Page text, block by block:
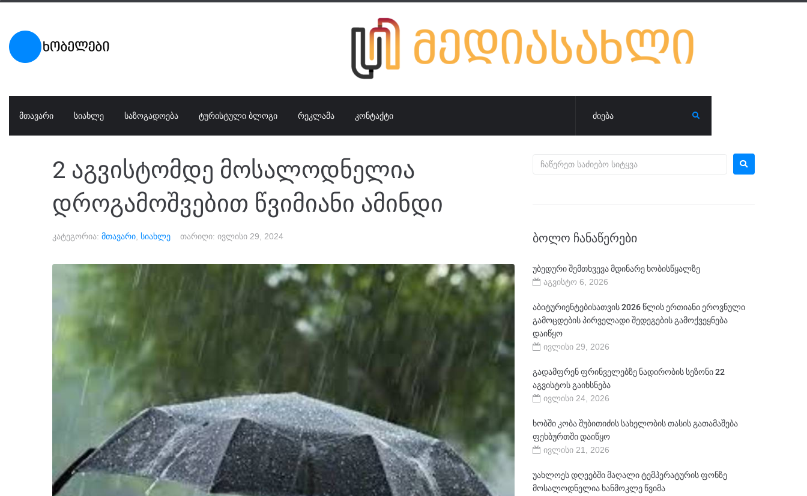
ᲛᲗᲐᲕᲐᲠᲘ ᲡᲘᲐᲮᲚᲔ ᲡᲐᲖᲝᲒᲐᲓᲝᲔᲑᲐ ᲢᲣᲠᲘᲡᲢᲣᲚᲘ ᲑᲚᲝᲒᲘ ᲠᲔᲙᲚᲐᲛᲐ ᲙᲝᲜᲢᲐᲥᲢᲘ
2 აგვისტომდე მოსალოდნელია
დროგამოშვებით წვიმიანი ამინდი
კატეგორია: მთავარი სიახლე თარიღი: ივლისი 29, 2024 ᲑᲝᲚᲝ ᲩᲐᲜᲐᲬᲔᲠᲔᲑᲘ
უბედური შემთხვევა მდინარე ხობისწყალზე
აგვისტო 6, 2026
აბიტურიენტებისათვის 2026 წლის ერთიანი ეროვნული
გამოცდების პირველადი შედეგების გამოქვეყნება
დაიწყო
ივლისი 29, 2026
გადამფრენ ფრინველებზე ნადირობის სეზონი 22
აგვისტოს გაიხსნება
ივლისი 24, 2026
ხობში კობა შუბითიძის სახელობის თასის გათამაშება
ფეხბურთში დაიწყო
ივლისი 21, 2026
უახლოეს დღეებში მაღალი ტემპერატურის ფონზე
მოსალოდნელია ხანმოკლე წვიმა